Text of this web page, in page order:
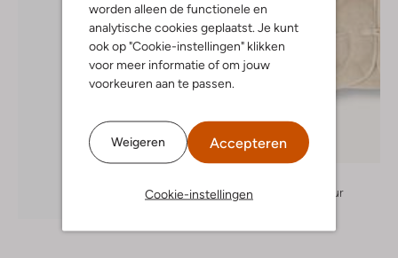
worden alleen de functionele en
analytische cookies geplaatst. Je kunt
ook op "Cookie-instellingen" klikken
voor meer informatie of om jouw
voorkeuren aan te passen.
Weigeren Accepteren
Cookie-instellingen
Ontdek de look
Debardeur